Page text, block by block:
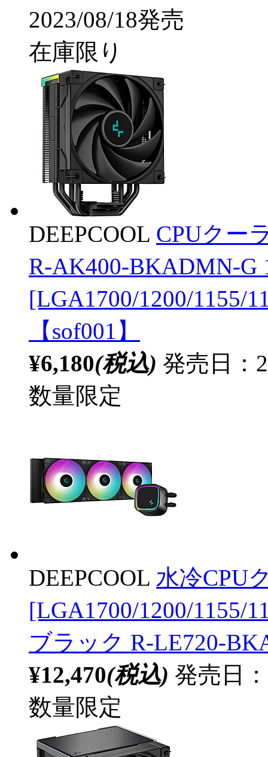
2023/08/18発売
在庫限り
DEEPCOOL CPUクー
R-AK400-BKADMN-G
[LGA1700/1200/1155/
【sof001】
¥6,180(税込) 発売日：
数量限定
DEEPCOOL 水冷CPU
[LGA1700/1200/1155/
ブラック R-LE720-
¥12,470(税込) 発売日
数量限定